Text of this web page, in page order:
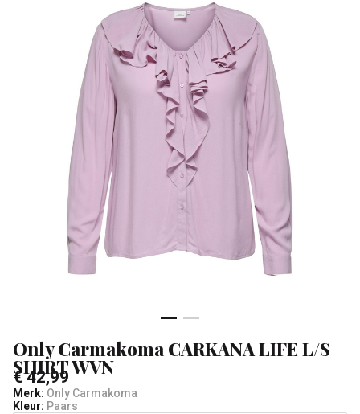
Klean
Only Carmakoma CARKANA LIFE L/S
SHIRT WVN
€ 42,99
Merk: Only Carmakoma
Kleur: Paars